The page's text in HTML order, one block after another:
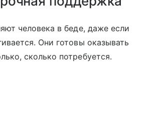
человека в беде, даже если
Они готовы оказывать
сколько потребуется.